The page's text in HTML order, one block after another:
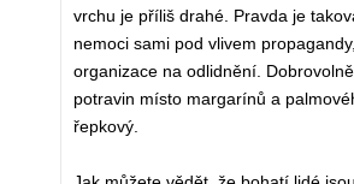
vrchu je příliš drahé. Pravda je
nemoci sami pod vlivem
organizace na odlidnění.
potravin místo margarínů a
řepkový.